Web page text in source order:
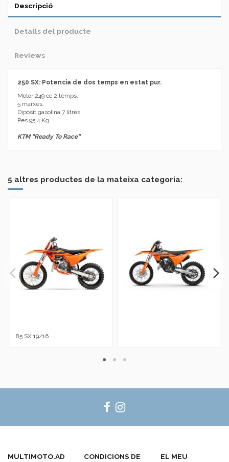
Descripció
Detalls del producte
Reviews
250 SX: Potencia de dos temps en estat pur.
Motor 249 cc 2 temps.
5 marxes.
Dipòsit gasolina 7 litres.
Pes 95,4 Kg.
KTM “Ready To Race”
5 altres productes de la mateixa categoria:
85 SX 19/16
MULTIMOTO.AD
CONDICIONS DE
EL MEU